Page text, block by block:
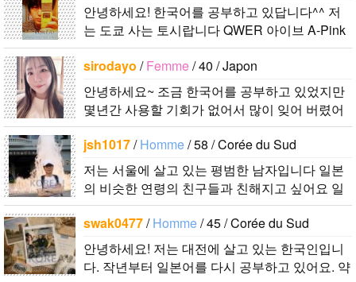
안녕하세요! 한국어를 공부하고 있답니다^^ 저
는 도쿄 사는 토시랍니다 QWER 아이브 A-Pink
東方神起(5명) 하이라이트 세븐어클락 볼빨간사
춘기 JYJ AOA 9muses 좋아해요ㅎㅎㅎ 같이 한
국어..
sirodayo /Femme/ 40 / Japon
안녕하세요~ 조금 한국어를 공부하고 있었지만
몇년간 사용할 기회가 없어서 많이 잊어 버렸어
요… 말이나 문화를 잊고 싶지 않아요. 그래서 그
냥 일상공유와 대화가 할 수 있는 분을..
jsh1017/Homme/ 58 / Corée du Sud
저는 서울에 살고 있는 평범한 남자입니다 일본
의 비슷한 연령의 친구들과 친해지고 싶어요 일
본에 가면 좋은 곳 소개 시켜주면 감사하겠습니
다 반대로 한국에 오시면 가이드 해 드릴..
swak0477/Homme/ 45 / Corée du Sud
안녕하세요! 저는 대전에 살고 있는 한국인입니
다. 작년부터 일본어를 다시 공부하고 있어요. 약